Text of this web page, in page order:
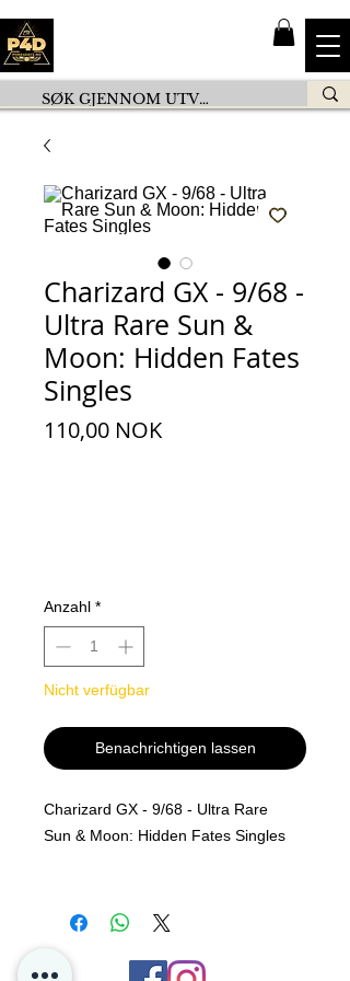
Charizard GX - 9/68 -
Ultra Rare Sun &
Moon: Hidden Fates
Singles
110,00 NOKPreis
Anzahl *
Nicht verfügbar
Benachrichtigen lassen
Charizard GX - 9/68 - Ultra Rare
Sun & Moon: Hidden Fates Singles
polise på løs kort hos oss i P4D.